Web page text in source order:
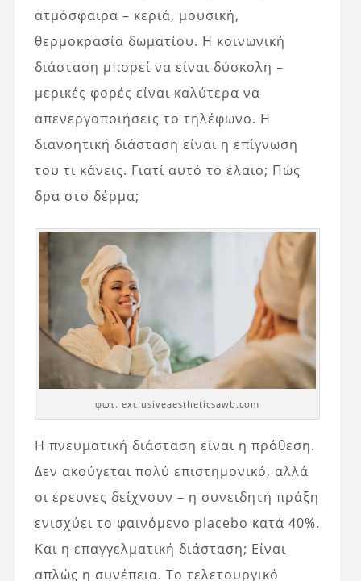
ατμόσφαιρα – κεριά, μουσική,
θερμοκρασία δωματίου. Η κοινωνική
διάσταση μπορεί να είναι δύσκολη –
μερικές φορές είναι καλύτερα να
απενεργοποιήσεις το τηλέφωνο. Η
διανοητική διάσταση είναι η επίγνωση
του τι κάνεις. Γιατί αυτό το έλαιο; Πώς
δρα στο δέρμα;
φωτ. exclusiveaestheticsawb.com
Η πνευματική διάσταση είναι η πρόθεση.
Δεν ακούγεται πολύ επιστημονικό, αλλά
οι έρευνες δείχνουν – η συνειδητή πράξη
ενισχύει το φαινόμενο placebo κατά 40%.
Και η επαγγελματική διάσταση; Είναι
απλώς η συνέπεια. Το τελετουργικό